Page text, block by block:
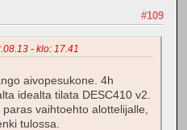
#109
- klo: 17.41
aivopesukone. 4h
idealta tilata DESC410 v2.
vaihtoehto alottelijalle,
tulossa.